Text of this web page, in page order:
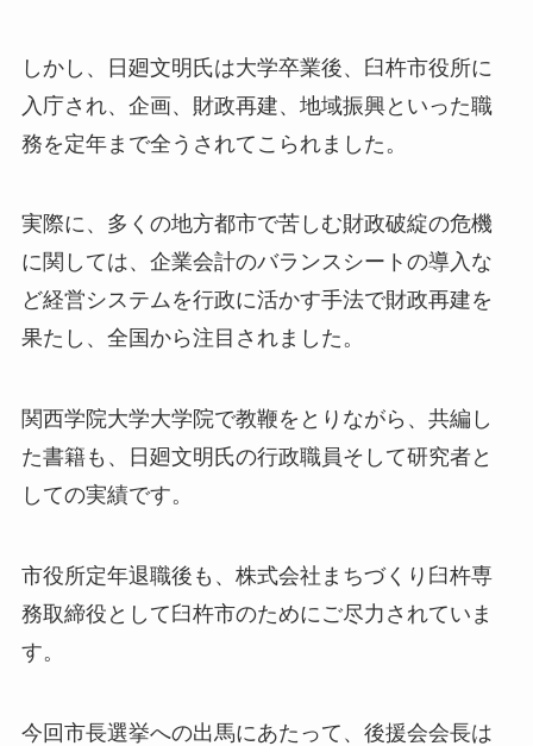
しかし、日廻文明氏は大学卒業後、臼杵市役所に
入庁され、企画、財政再建、地域振興といった職
務を定年まで全うされてこられました。
実際に、多くの地方都市で苦しむ財政破綻の危機
に関しては、企業会計のバランスシートの導入な
ど経営システムを行政に活かす手法で財政再建を
果たし、全国から注目されました。
関西学院大学大学院で教鞭をとりながら、共編し
た書籍も、日廻文明氏の行政職員そして研究者と
しての実績です。
市役所定年退職後も、株式会社まちづくり臼杵専
務取締役として臼杵市のためにご尽力されていま
す。
今回市長選挙への出馬にあたって、後援会会長は